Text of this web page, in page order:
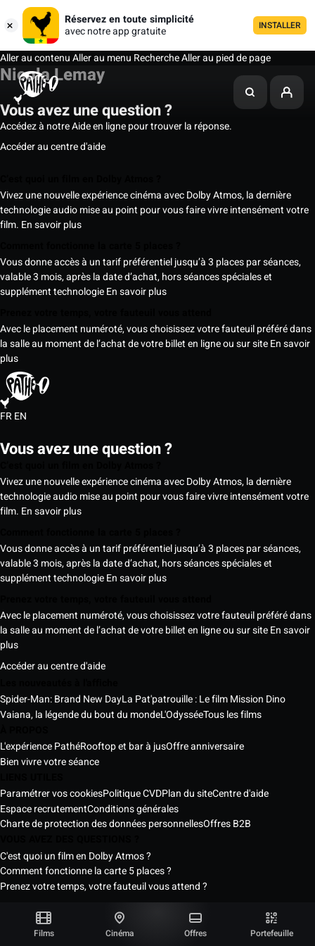
Réservez en toute simplicité
avec notre app gratuite
INSTALLER
Aller au contenuAller au menu RechercheAller au pied de page
Films Cinéma Offres Portefeuille
Nicola Lemay
Vous avez une question ?
Accédez à notre Aide en ligne pour trouver la réponse.
Accéder au centre d'aide
Vivez une nouvelle expérience cinéma avec Dolby Atmos, la dernière
technologie audio mise au point pour vous faire vivre intensément votre
film. En savoir plus
Vous donne accès à un tarif préférentiel jusqu’à 3 places par séances,
valable 3 mois, après la date d’achat, hors séances spéciales et
supplément technologieEn savoir plus
Avec le placement numéroté, vous choisissez votre fauteuil préféré dans
la salle au moment de l’achat de votre billet en ligne ou sur siteEn savoir
plus
FREN
Vous avez une question ?
Vivez une nouvelle expérience cinéma avec Dolby Atmos, la dernière
technologie audio mise au point pour vous faire vivre intensément votre
film. En savoir plus
Vous donne accès à un tarif préférentiel jusqu’à 3 places par séances,
valable 3 mois, après la date d’achat, hors séances spéciales et
supplément technologieEn savoir plus
Avec le placement numéroté, vous choisissez votre fauteuil préféré dans
la salle au moment de l’achat de votre billet en ligne ou sur siteEn savoir
plus
Accéder au centre d'aide
Spider-Man: Brand New DayLa Pat'patrouille : Le film Mission Dino
Vaiana, la légende du bout du mondeL'OdysséeTous les films
L'expérience PathéRooftop et bar à jusOffre anniversaire
Bien vivre votre séance
Paramétrer vos cookiesPolitique CVDPlan du siteCentre d'aide
Espace recrutementConditions générales
Charte de protection des données personnellesOffres B2B
C'est quoi un film en Dolby Atmos ?
Comment fonctionne la carte 5 places ?
Prenez votre temps, votre fauteuil vous attend ?
Les Cinémas Pathé Sénégal © 2026
Tous droits réservés ®